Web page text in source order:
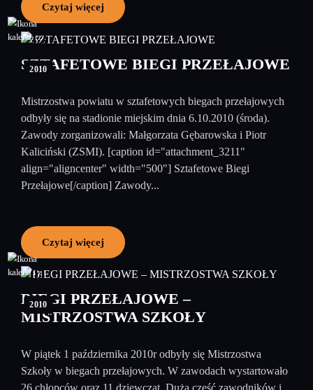
Czytaj więcej
12
2010
SZTAFETOWE BIEGI PRZEŁAJOWE
Mistrzostwa powiatu w sztafetowych biegach przełajowych
odbyły się na stadionie miejskim dnia 6.10.2010 (środa).
Zawody zorganizowali: Małgorzata Gębarowska i Piotr
Kaliciński (ZSMI). [caption id="attachment_3211"
align="aligncenter" width="500"] Sztafetowe Biegi
Przełajowe[/caption] Zawody...
Czytaj więcej
01
2010
BIEGI PRZEŁAJOWE –
MISTRZOSTWA SZKOŁY
W piątek 1 października 2010r odbyły się Mistrzostwa
Szkoły w biegach przełajowych. W zawodach wystartowało
26 chłopców oraz 11 dziewcząt. Duża cześć zawodników i